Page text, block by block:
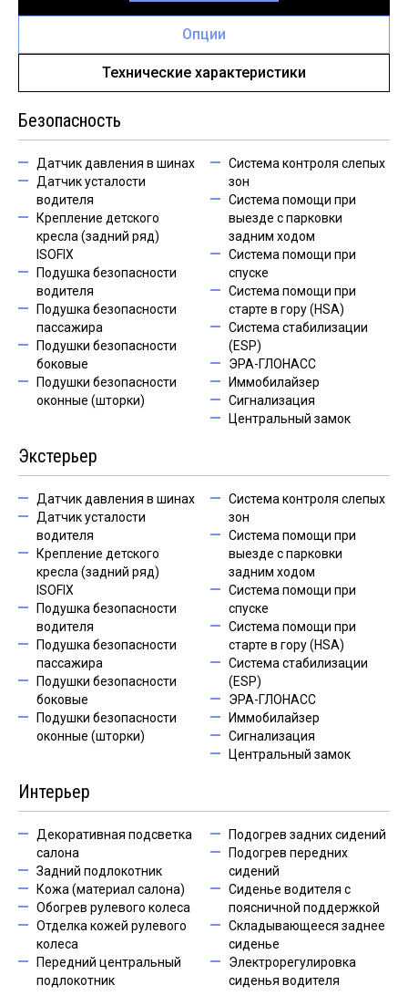
Опции
Технические характеристики
Безопасность
Датчик давления в шинах
Датчик усталости
водителя
Крепление детского
кресла (задний ряд)
ISOFIX
Подушка безопасности
водителя
Подушка безопасности
пассажира
Подушки безопасности
боковые
Подушки безопасности
оконные (шторки)
Система контроля слепых
зон
Система помощи при
выезде с парковки
задним ходом
Система помощи при
спуске
Система помощи при
старте в гору (HSA)
Система стабилизации
(ESP)
ЭРА-ГЛОНАСС
Иммобилайзер
Сигнализация
Центральный замок
Экстерьер
Датчик давления в шинах
Датчик усталости
водителя
Крепление детского
кресла (задний ряд)
ISOFIX
Подушка безопасности
водителя
Подушка безопасности
пассажира
Подушки безопасности
боковые
Подушки безопасности
оконные (шторки)
Система контроля слепых
зон
Система помощи при
выезде с парковки
задним ходом
Система помощи при
спуске
Система помощи при
старте в гору (HSA)
Система стабилизации
(ESP)
ЭРА-ГЛОНАСС
Иммобилайзер
Сигнализация
Центральный замок
Интерьер
Декоративная подсветка
салона
Задний подлокотник
Кожа (материал салона)
Обогрев рулевого колеса
Отделка кожей рулевого
колеса
Передний центральный
подлокотник
Подогрев задних сидений
Подогрев передних
сидений
Сиденье водителя с
поясничной поддержкой
Складывающееся заднее
сиденье
Электрорегулировка
сиденья водителя